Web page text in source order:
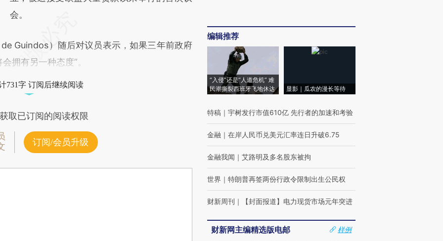
会。
Guindos）随后对议员表示，如果三年前政府
拥有另一种态度”。
731字 订阅后继续阅读
取已订阅的阅读权限
订阅/会员升级
编辑推荐
“入侵”还是“人道危机” 难
民潮撕裂西班牙飞地休达
显影｜瓜农的漫长等待
特稿 ｜ 宇树发行市值610亿 先行者的加速和考验
金融 ｜ 在岸人民币兑美元汇率连日升破6.75
金融我闻 ｜ 艾路明及多名股东被拘
世界 ｜ 特朗普再签两份行政令限制出生公民权
财新周刊 ｜ 【封面报道】电力现货市场元年突进
财新网主编精选版电邮
样例